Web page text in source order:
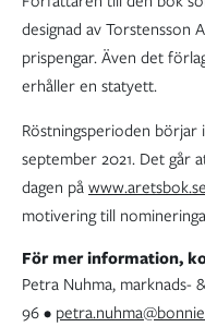
designad av
prispengar. Även det
erhåller en statyett.
Röstningsperioden börjar
september 2021. Det går
dagen påwww.aretsbok.se
motivering till
För mer information,
Petra Nuhma, marknads-
96 •